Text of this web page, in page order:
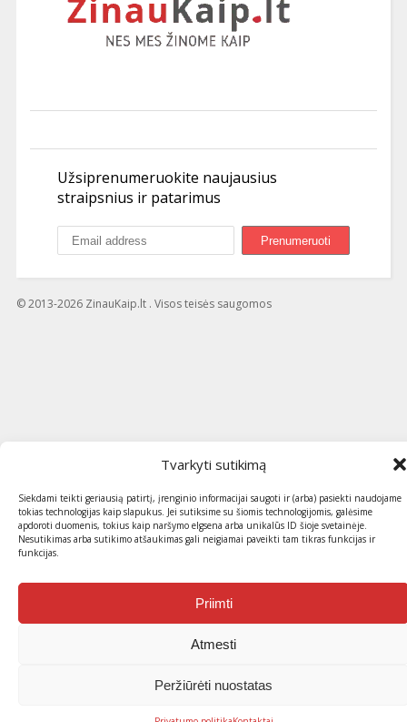
Tvarkyti sutikimą
Siekdami teikti geriausią patirtį, įrenginio informacijai saugoti ir (arba) pasiekti naudojame
tokias technologijas kaip slapukus. Jei sutiksime su šiomis technologijomis, galėsime
apdoroti duomenis, tokius kaip naršymo elgsena arba unikalūs ID šioje svetainėje.
Nesutikimas arba sutikimo atšaukimas gali neigiamai paveikti tam tikras funkcijas ir
funkcijas.
Priimti
Atmesti
Peržiūrėti nuostatas
Užsiprenumeruokite naujausius
straipsnius ir patarimus
© 2013-2026 ZinauKaip.lt . Visos teisės saugomos